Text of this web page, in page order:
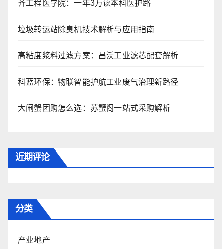
齐工程医学院：一年3万读本科医护路
垃圾转运站除臭机技术解析与应用指南
高粘度浆料过滤方案：昌沃工业滤芯配套解析
科蓝环保：物联智能护航工业废气治理新路径
大闸蟹团购怎么选：苏蟹阁一站式采购解析
近期评论
分类
产业地产